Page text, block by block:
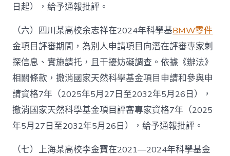
日起），給予通報批評。
（六）四川某高校余志祥在2024年科學基BMW零件
金項目評審期間，為別人申請項目向潛在評審專家刺
探信息、實施請托，且干擾妨礙調查。依據《辦法》
相關條款，撤消國家天然科學基金項目申請和參與申
請資格7年（2025年5月27日至2032年5月26日），
撤消國家天然科學基金項目評審專家資格7年（2025
年5月27日至2032年5月26日），給予通報批評。
（七）上海某高校李金寶在2021—2024年科學基金